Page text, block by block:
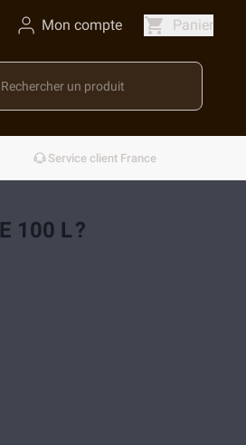
Mon compte Panier
Service client France
100 L ?